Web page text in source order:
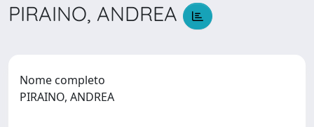
PIRAINO, ANDREA
Nome completo
PIRAINO, ANDREA